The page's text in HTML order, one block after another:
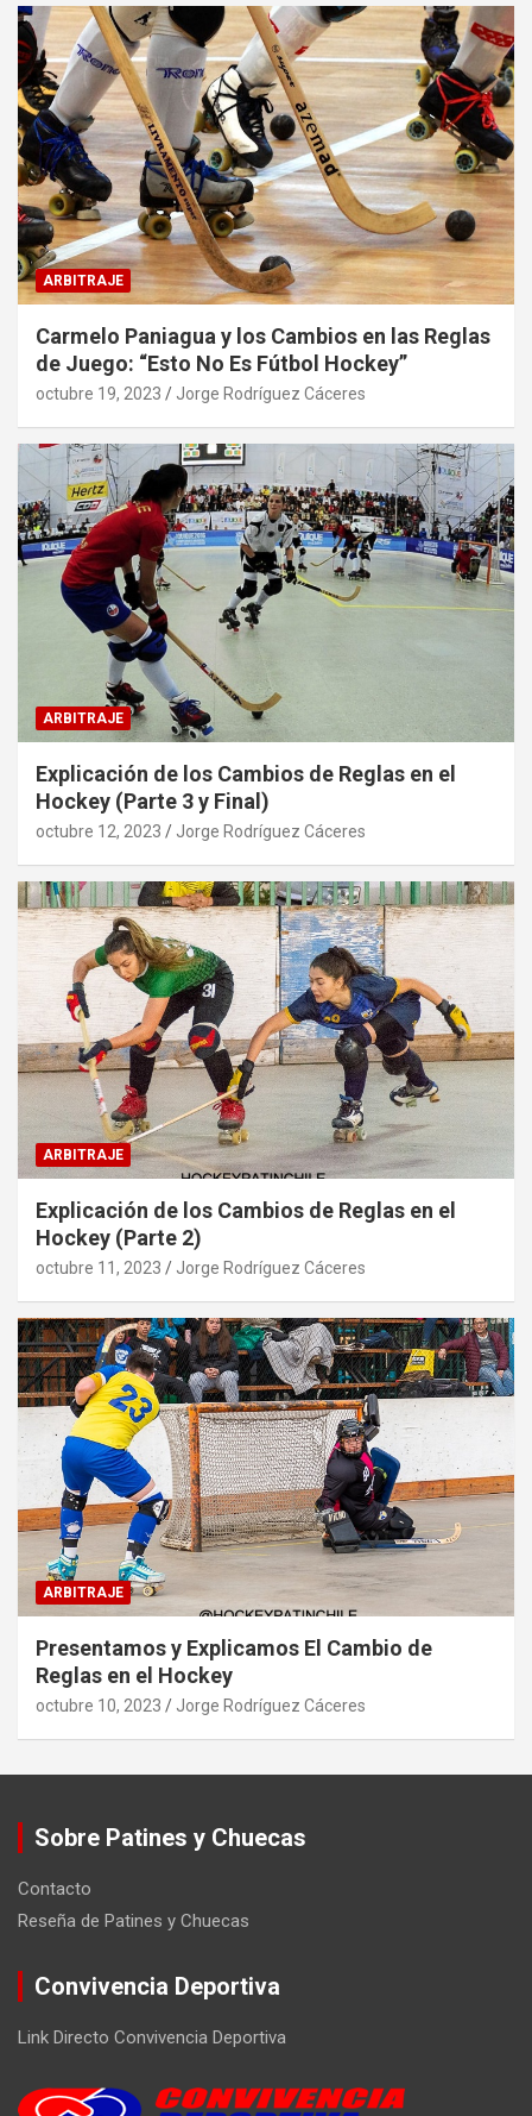
ARBITRAJE
Carmelo Paniagua y los Cambios en las Reglas
de Juego: “Esto No Es Fútbol Hockey”
octubre 19, 2023 Jorge Rodríguez Cáceres
ARBITRAJE
Explicación de los Cambios de Reglas en el
Hockey (Parte 3 y Final)
octubre 12, 2023 Jorge Rodríguez Cáceres
ARBITRAJE
Explicación de los Cambios de Reglas en el
Hockey (Parte 2)
octubre 11, 2023 Jorge Rodríguez Cáceres
ARBITRAJE
Presentamos y Explicamos El Cambio de
Reglas en el Hockey
octubre 10, 2023 Jorge Rodríguez Cáceres
Sobre Patines y Chuecas
Contacto
Reseña de Patines y Chuecas
Convivencia Deportiva
Link Directo Convivencia Deportiva